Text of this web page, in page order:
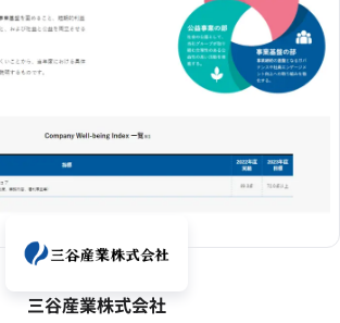
三谷産業株式会社